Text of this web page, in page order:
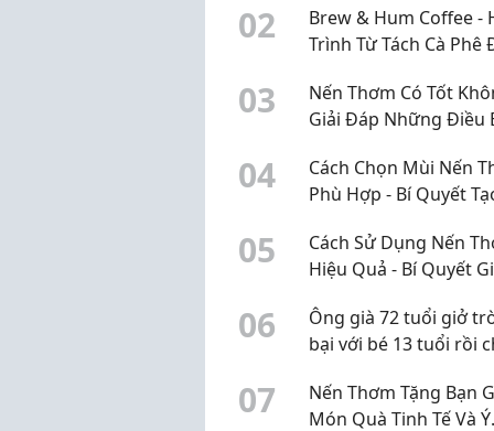
ủng hộ 3 tỷ đồng cho
Chữ thập đỏ TP.HCM
02
Brew & Hum Coffee -
Trình Từ Tách Cà Phê
03
Nến Thơm Có Tốt
Giải Đáp Những Điều
04
Cách Chọn Mùi Nến
Phù Hợp - Bí Quyết
Dịu Candle
05
Cách Sử Dụng Nến
Hiệu Quả - Bí Quyết
Trọn Vẹn
06
Ông già 72 tuổi giở
bại với bé 13 tuổi rồi
07
Nến Thơm Tặng Bạn
Món Quà Tinh Tế Và Ý